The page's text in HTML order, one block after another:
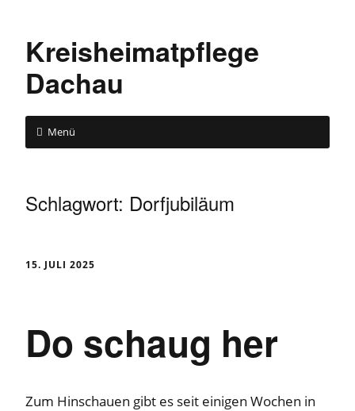
Kreisheimatpflege
Dachau
Menü
Schlagwort: Dorfjubiläum
15. JULI 2025
Do schaug her
Zum Hinschauen gibt es seit einigen Wochen in